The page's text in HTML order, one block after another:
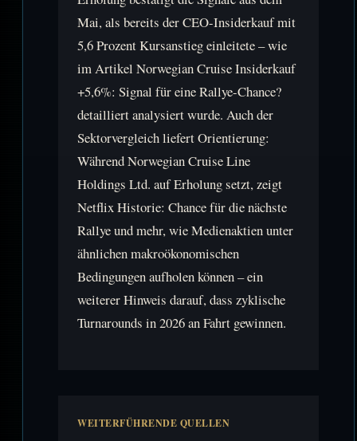
Mai, als bereits der CEO-Insiderkauf mit
5,6 Prozent Kursanstieg einleitete – wie
im Artikel Norwegian Cruise Insiderkauf
+5,6%: Signal für eine Rallye-Chance?
detailliert analysiert wurde. Auch der
Sektorvergleich liefert Orientierung:
Während Norwegian Cruise Line
Holdings Ltd. auf Erholung setzt, zeigt
Netflix Historie: Chance für die nächste
Rallye und mehr, wie Medienaktien unter
ähnlichen makroökonomischen
Bedingungen aufholen können – ein
weiterer Hinweis darauf, dass zyklische
Turnarounds in 2026 an Fahrt gewinnen.
WEITERFÜHRENDE QUELLEN